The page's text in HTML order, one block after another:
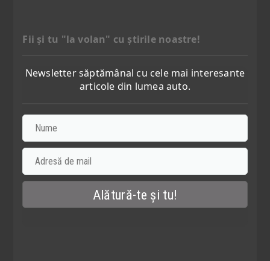
Fii şi tu "la volan" cu ştirile noastre!
Newsletter săptămânal cu cele mai interesante
articole din lumea auto.